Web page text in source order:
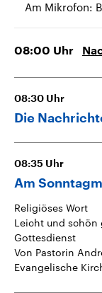
Am Mikrofon:
08:00 Uhr
08:30 Uhr
Die
08:35 Uhr
Am
Religiöses Wort
Leicht und schön
Gottesdienst
Von Pastorin
Evangelische